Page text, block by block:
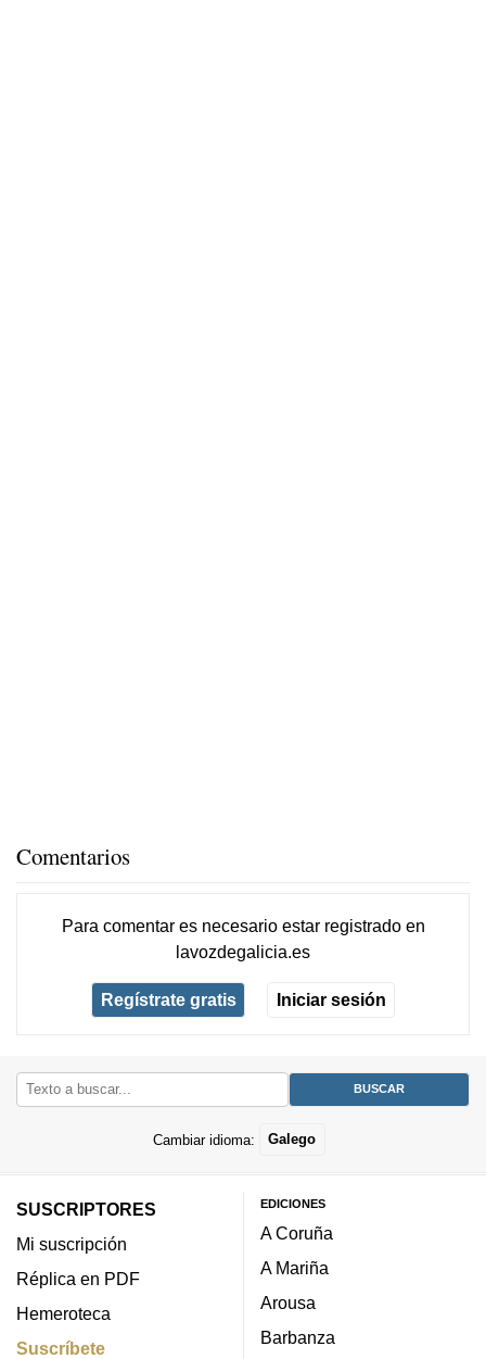
Comentarios
Para comentar es necesario estar registradoen
lavozdegalicia.es
Regístrate gratis Iniciar sesión
Cambiar idioma: Galego
SUSCRIPTORES
Mi suscripción
Réplica en PDF
Hemeroteca
Suscríbete
EDICIONES
A Coruña
A Mariña
Arousa
Barbanza